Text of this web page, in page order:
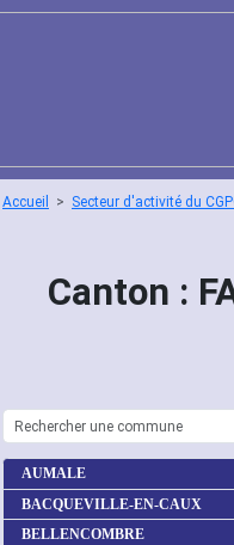
Accueil Secteur d'activité du
Canton :
AUMALE
BACQUEVILLE-EN-CAUX
BELLENCOMBRE